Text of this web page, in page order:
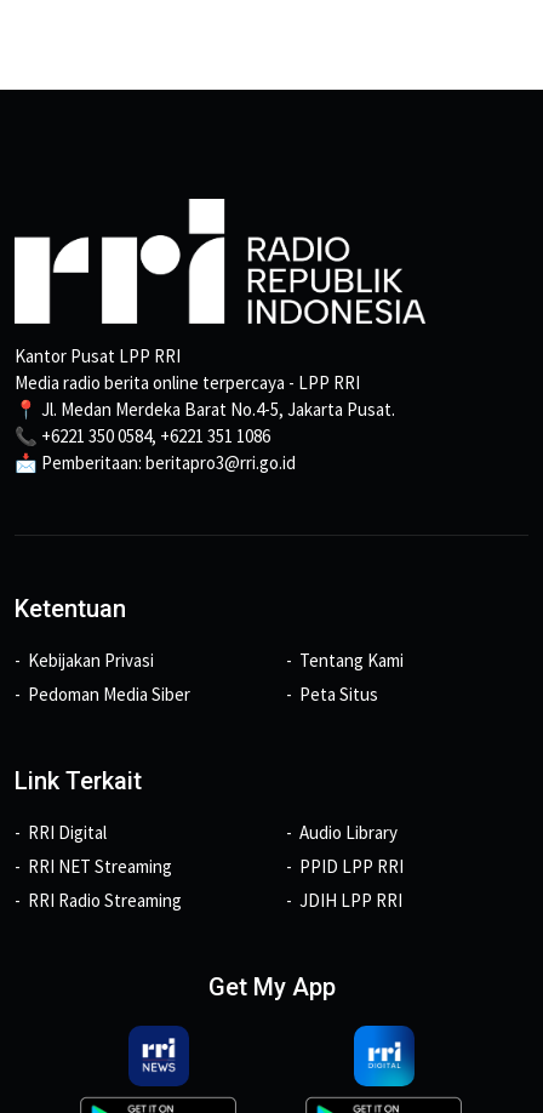
Kantor Pusat LPP RRI
Media radio berita online terpercaya - LPP RRI
📍 Jl. Medan Merdeka Barat No.4-5, Jakarta Pusat.
📞 +6221 350 0584, +6221 351 1086
📩 Pemberitaan: beritapro3@rri.go.id
Ketentuan
Kebijakan Privasi
Pedoman Media Siber
Tentang Kami
Peta Situs
Link Terkait
RRI Digital
RRI NET Streaming
RRI Radio Streaming
Audio Library
PPID LPP RRI
JDIH LPP RRI
Get My App